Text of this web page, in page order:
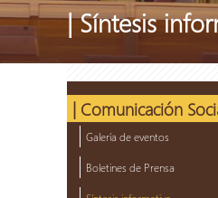
| Síntesis
| Comunicación
Galería de eventos
Boletines de Prensa